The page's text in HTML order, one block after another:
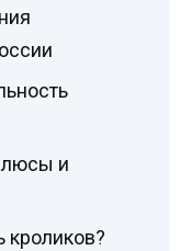
и
кроликов?